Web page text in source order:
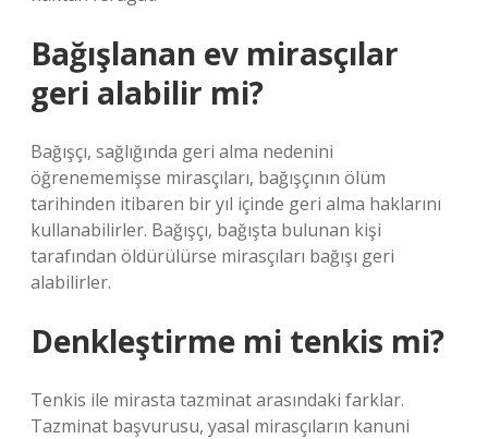
Bağışlanan ev mirasçılar
geri alabilir mi?
Bağışçı, sağlığında geri alma nedenini
öğrenememişse mirasçıları, bağışçının ölüm
tarihinden itibaren bir yıl içinde geri alma haklarını
kullanabilirler. Bağışçı, bağışta bulunan kişi
tarafından öldürülürse mirasçıları bağışı geri
alabilirler.
Denkleştirme mi tenkis mi?
Tenkis ile mirasta tazminat arasındaki farklar.
Tazminat başvurusu, yasal mirasçıların kanuni